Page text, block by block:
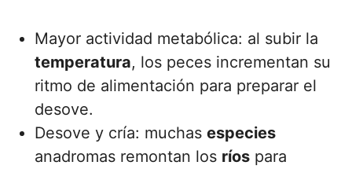
Mayor actividad metabólica: al subir la
temperatura, los peces incrementan su
ritmo de alimentación para preparar el
desove.
Desove y cría: muchas especies
anadromas remontan los ríos para